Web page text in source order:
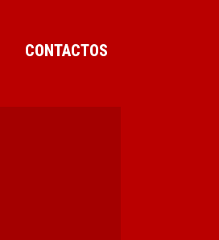
CONTACTOS